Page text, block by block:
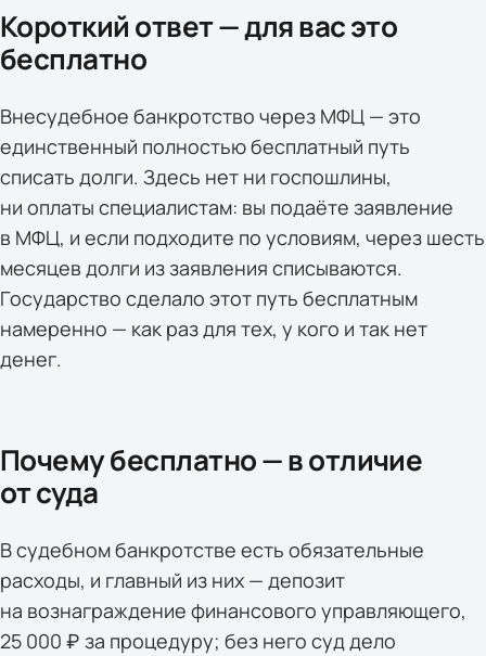
Короткий ответ — для вас это
бесплатно
Внесудебное банкротство через МФЦ — это
единственный полностью бесплатный путь
списать долги. Здесь нет ни госпошлины,
ни оплаты специалистам: вы подаёте заявление
в МФЦ, и если подходите по условиям, через шесть
месяцев долги из заявления списываются.
Государство сделало этот путь бесплатным
намеренно — как раз для тех, у кого и так нет
денег.
Почему бесплатно — в отличие
от суда
В судебном банкротстве есть обязательные
расходы, и главный из них — депозит
на вознаграждение финансового управляющего,
25 000 ₽ за процедуру; без него суд дело